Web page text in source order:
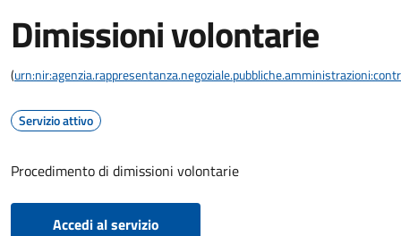
Dimissioni volontarie
(
Servizio attivo
Procedimento di dimissioni volontarie
Accedi al servizio